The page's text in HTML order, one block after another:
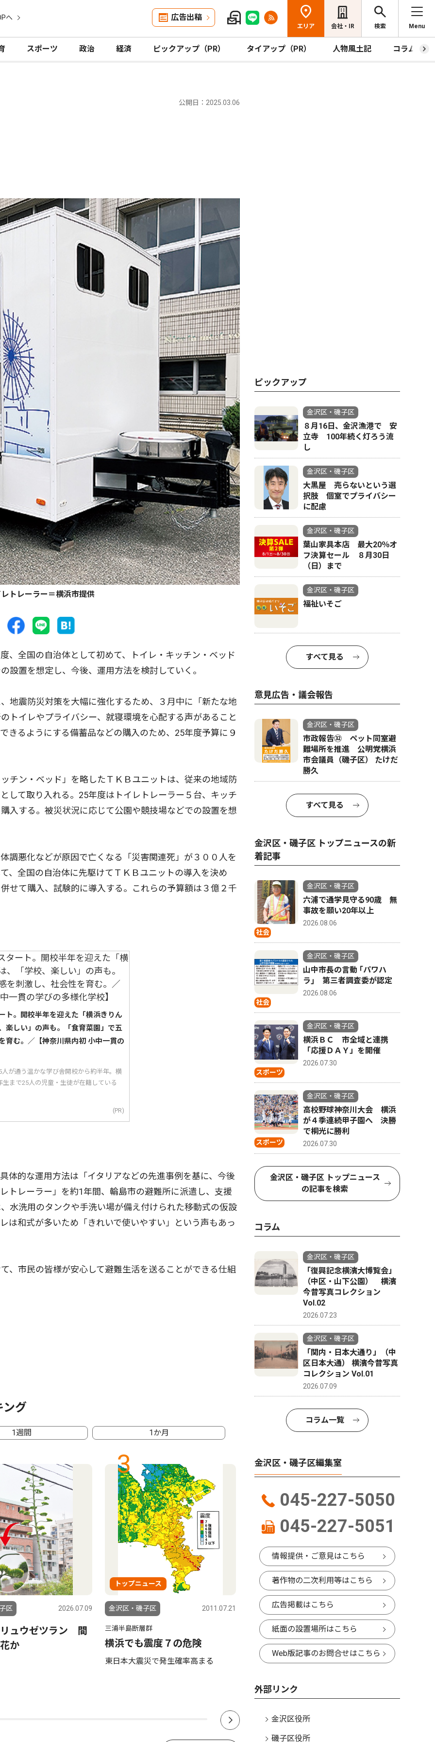
へ 広告出稿
エリア 会社・IR 検索 Menu
スポーツ 政治 経済 ピックアップ（PR） タイアップ（PR） 人物風土記 コラム
公開日：2025.03.06
トレーラー＝横浜市提供
全国の自治体として初めて、トイレ・キッチン・ベッド
設置を想定し、今後、運用方法を検討していく。
震防災対策を大幅に強化するため、３月中に「新たな地
トイレやプライバシー、就寝環境を心配する声があること
きるようにする備蓄品などの購入のため、25年度予算に９
ン・ベッド」を略したＴＫＢユニットは、従来の地域防
して取り入れる。25年度はトイレトレーラー５台、キッチ
入する。被災状況に応じて公園や競技場などでの設置を想
悪化などが原因で亡くなる「災害関連死」が３００人を
、全国の自治体に先駆けてＴＫＢユニットの導入を決め
せて購入、試験的に導入する。これらの予算額は３億２千
ト。開校半年を迎えた「横浜きりん
楽しい」の声も。「食育菜園」で五
育む。／【神奈川県内初 小中一貫の
が通う温かな学び舎開校から約半年。横
まで25人の児童・生徒が在籍している
(PR)
的な運用方法は「イタリアなどの先進事例を基に、今後
トレーラー」を約1年間、輪島市の避難所に派遣し、支援
水洗用のタンクや手洗い場が備え付けられた移動式の仮設
は和式が多いため「きれいで使いやすい」という声もあっ
市民の皆様が安心して避難生活を送ることができる仕組
ング
1週間 1か月
区 2026.07.09
ュウゼツラン 間
か
3
トップニュース
金沢区・磯子区 2011.07.21
三浦半島断層群
横浜でも震度７の危険
東日本大震災で発生確率高まる
4
社会
金沢区・磯子区
金沢区の国登録有形文化財
「旧長濱検疫所一号停留所」
をスタバが活用
横浜信
子署か
止
ピックアップ
金沢区・磯子区
８月16日、金沢漁港で 安
立寺 100年続く灯ろう流
し
金沢区・磯子区
大黒屋 売らないという選
択肢 個室でプライバシー
に配慮
金沢区・磯子区
葉山家具本店 最大20％オ
フ決算セール ８月30日
（日）まで
金沢区・磯子区
福祉いそご
すべて見る
意見広告・議会報告
金沢区・磯子区
市政報告㉜ ペット同室避
難場所を推進 公明党横浜
市会議員（磯子区） たけだ
勝久
すべて見る
金沢区・磯子区 トップニュースの新
着記事
社会
金沢区・磯子区
六浦で通学見守る90歳 無
事故を願い20年以上
2026.08.06
社会
金沢区・磯子区
山中市長の言動 ｢パワハ
ラ｣ 第三者調査委が認定
2026.08.06
スポーツ
金沢区・磯子区
横浜ＢＣ 市全域と連携
「応援ＤＡＹ」を開催
2026.07.30
スポーツ
金沢区・磯子区
高校野球神奈川大会 横浜
が４季連続甲子園へ 決勝
で桐光に勝利
2026.07.30
金沢区・磯子区 トップニュース
の記事を検索
コラム
金沢区・磯子区
「復興記念横濱大博覧会」
（中区・山下公園） 横濱
今昔写真コレクション
Vol.02
2026.07.23
金沢区・磯子区
「関内・日本大通り」（中
区日本大通） 横濱今昔写真
コレクション Vol.01
2026.07.09
コラム一覧
金沢区・磯子区編集室
045-227-5050
045-227-5051
情報提供・ご意見はこちら
著作物の二次利用等はこちら
広告掲載はこちら
紙面の設置場所はこちら
Web版記事のお問合せはこちら
外部リンク
金沢区役所
磯子区役所